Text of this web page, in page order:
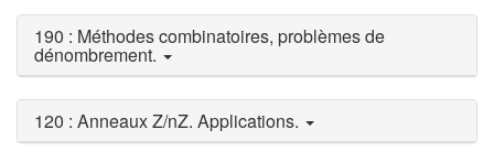
190 : Méthodes combinatoires, problèmes de
dénombrement.
120 : Anneaux Z/nZ. Applications.